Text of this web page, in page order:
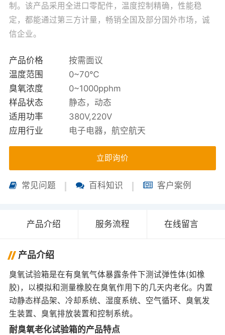
制。该产品采用全进口零配件，温度控制精确，性能稳
定，都能通过第三方计量，畅销全国及部分国外市场，诚
信企业。
产品价格
按需面议
温度范围
0~70℃
臭氧浓度
0~1000pphm
样品状态
静态，动态
适用功率
380V,220V
应用行业
电子电器，航空航天
立即询价
常见问题 百科知识 客户案例
产品介绍 服务流程 在线留言
产品介绍
臭氧试验箱是在有臭氧气体暴露条件下测试弹性体(如橡
胶)，以模拟和测量橡胶在臭氧作用下的几天内老化。内置
动静态样品架、冷却系统、湿度系统、空气循环、臭氧发
生装置、臭氧排放装置和控制系统。
耐臭氧老化试验箱的产品特点